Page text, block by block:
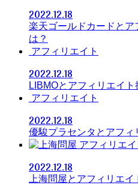
2022.12.18
楽天ゴールドカードと
は？
アフィリエイト
2022.12.18
LIBMOとアフィリエイ
アフィリエイト
2022.12.18
優駿プラセンタとアフィ
アフィリエイ
2022.12.18
上海問屋とアフィリエ